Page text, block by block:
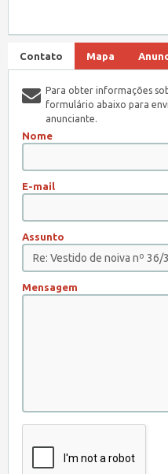
Contato Mapa
Para obter informações
formulário abaixo para
anunciante.
Nome
E-mail
Assunto
Mensagem